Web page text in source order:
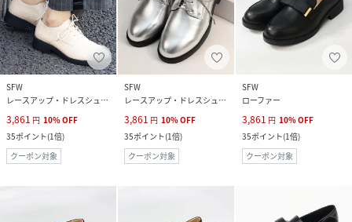
SFW
レースアップ・ドレスシューズ
3,861 円 10%OFF
35ポイント(1倍)
クーポン対象
SFW
レースアップ・ドレスシューズ
3,861 円 10%OFF
35ポイント(1倍)
クーポン対象
SFW
ローファー
3,861 円 10%OFF
35ポイント(1倍)
クーポン対象